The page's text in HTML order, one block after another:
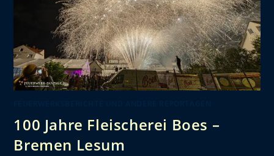
100 Jahre Fleischerei Boes –
Bremen Lesum